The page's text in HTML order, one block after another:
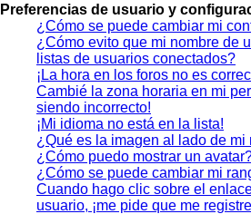
Preferencias de usuario y
¿Cómo se puede cambiar mi
¿Cómo evito que mi nombre de
listas de usuarios conectados?
¡La hora en los foros no es
Cambié la zona horaria en mi
siendo incorrecto!
¡Mi idioma no está en la lista!
¿Qué es la imagen al lado de mi
¿Cómo puedo mostrar un
¿Cómo se puede cambiar mi
Cuando hago clic sobre el
usuario, ¡me pide que me